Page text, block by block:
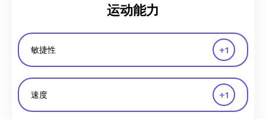
运动能力
敏捷性 +1
速度 +1